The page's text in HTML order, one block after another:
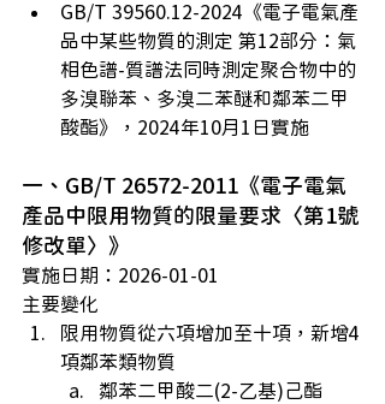
GB/T 39560.12-2024《電子電氣產
品中某些物質的測定 第12部分：氣
相色譜-質譜法同時測定聚合物中的
多溴聯苯、多溴二苯醚和鄰苯二甲
酸酯》，2024年10月1日實施
一、GB/T 26572-2011《電子電氣
產品中限用物質的限量要求〈第1號
修改單〉》
實施日期：2026-01-01
主要變化
限用物質從六項增加至十項，新增4
項鄰苯類物質
鄰苯二甲酸二(2-乙基)己酯